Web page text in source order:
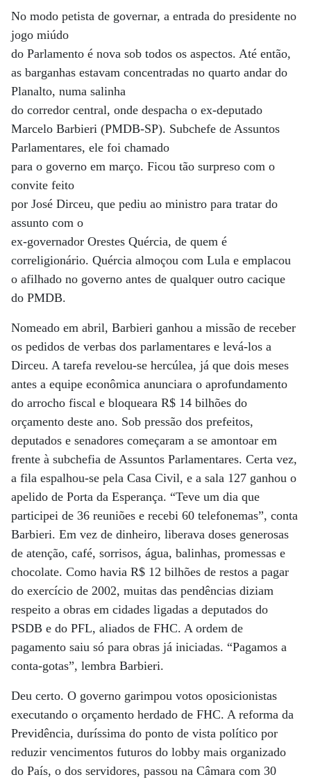
No modo petista de governar, a entrada do presidente no
jogo miúdo
do Parlamento é nova sob todos os aspectos. Até então,
as barganhas estavam concentradas no quarto andar do
Planalto, numa salinha
do corredor central, onde despacha o ex-deputado
Marcelo Barbieri (PMDB-SP). Subchefe de Assuntos
Parlamentares, ele foi chamado
para o governo em março. Ficou tão surpreso com o
convite feito
por José Dirceu, que pediu ao ministro para tratar do
assunto com o
ex-governador Orestes Quércia, de quem é
correligionário. Quércia almoçou com Lula e emplacou
o afilhado no governo antes de qualquer outro cacique
do PMDB.
Nomeado em abril, Barbieri ganhou a missão de receber
os pedidos de verbas dos parlamentares e levá-los a
Dirceu. A tarefa revelou-se hercúlea, já que dois meses
antes a equipe econômica anunciara o aprofundamento
do arrocho fiscal e bloqueara R$ 14 bilhões do
orçamento deste ano. Sob pressão dos prefeitos,
deputados e senadores começaram a se amontoar em
frente à subchefia de Assuntos Parlamentares. Certa vez,
a fila espalhou-se pela Casa Civil, e a sala 127 ganhou o
apelido de Porta da Esperança. “Teve um dia que
participei de 36 reuniões e recebi 60 telefonemas”, conta
Barbieri. Em vez de dinheiro, liberava doses generosas
de atenção, café, sorrisos, água, balinhas, promessas e
chocolate. Como havia R$ 12 bilhões de restos a pagar
do exercício de 2002, muitas das pendências diziam
respeito a obras em cidades ligadas a deputados do
PSDB e do PFL, aliados de FHC. A ordem de
pagamento saiu só para obras já iniciadas. “Pagamos a
conta-gotas”, lembra Barbieri.
Deu certo. O governo garimpou votos oposicionistas
executando o orçamento herdado de FHC. A reforma da
Previdência, duríssima do ponto de vista político por
reduzir vencimentos futuros do lobby mais organizado
do País, o dos servidores, passou na Câmara com 30